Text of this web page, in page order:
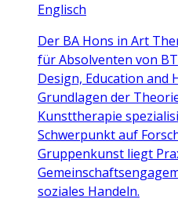
Englisch
Der BA Hons in Art
für Absolventen von
Design, Education and
Grundlagen der
Kunsttherapie
Schwerpunkt auf
Gruppenkunst liegt
soziales Handeln.